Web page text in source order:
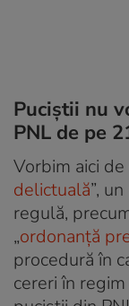
Puciștii nu
PNL de pe
Vorbim aici de
delictuală”,
regulă,
„ordonanță
procedură în
cereri în